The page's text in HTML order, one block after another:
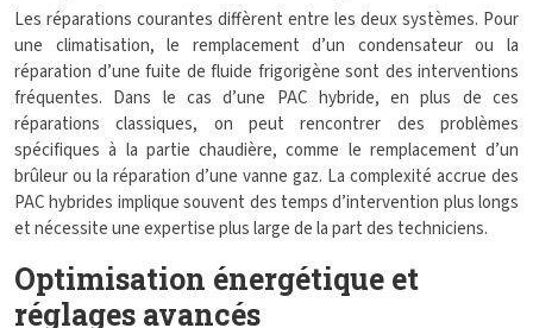
Les réparations courantes diffèrent entre les deux systèmes. Pour
une climatisation, le remplacement d’un condensateur ou la
réparation d’une fuite de fluide frigorigène sont des interventions
fréquentes. Dans le cas d’une PAC hybride, en plus de ces
réparations classiques, on peut rencontrer des problèmes
spécifiques à la partie chaudière, comme le remplacement d’un
brûleur ou la réparation d’une vanne gaz. La complexité accrue des
PAC hybrides implique souvent des temps d’intervention plus longs
et nécessite une expertise plus large de la part des techniciens.
Optimisation énergétique et
réglages avancés